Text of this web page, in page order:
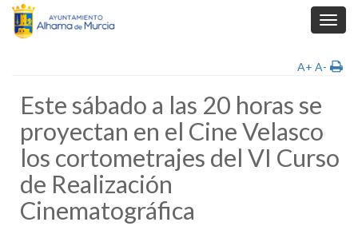
A+ A-
Este sábado a las 20 horas se
proyectan en el Cine Velasco
los cortometrajes del VI Curso
de Realización
Cinematográfica